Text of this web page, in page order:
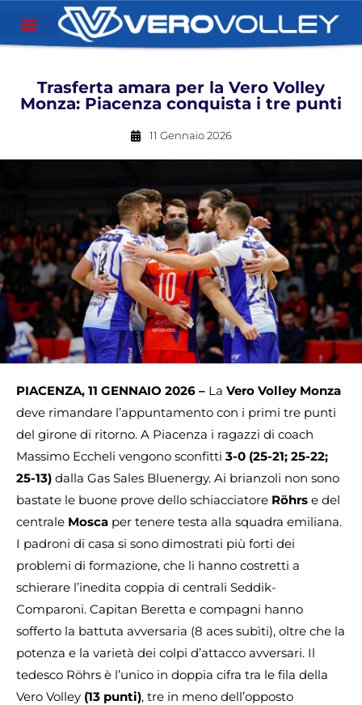
Trasferta amara per la Vero Volley
Monza: Piacenza conquista i tre punti
11 Gennaio 2026
PIACENZA, 11 GENNAIO 2026 – La Vero Volley Monza
deve rimandare l’appuntamento con i primi tre punti
del girone di ritorno. A Piacenza i ragazzi di coach
Massimo Eccheli vengono sconfitti 3-0 (25-21; 25-22;
25-13) dalla Gas Sales Bluenergy. Ai brianzoli non sono
bastate le buone prove dello schiacciatore Röhrs e del
centrale Mosca per tenere testa alla squadra emiliana.
I padroni di casa si sono dimostrati più forti dei
problemi di formazione, che li hanno costretti a
schierare l’inedita coppia di centrali Seddik-
Comparoni. Capitan Beretta e compagni hanno
sofferto la battuta avversaria (8 aces subìti), oltre che la
potenza e la varietà dei colpi d’attacco avversari. Il
tedesco Röhrs è l’unico in doppia cifra tra le fila della
Vero Volley (13 punti), tre in meno dell’opposto